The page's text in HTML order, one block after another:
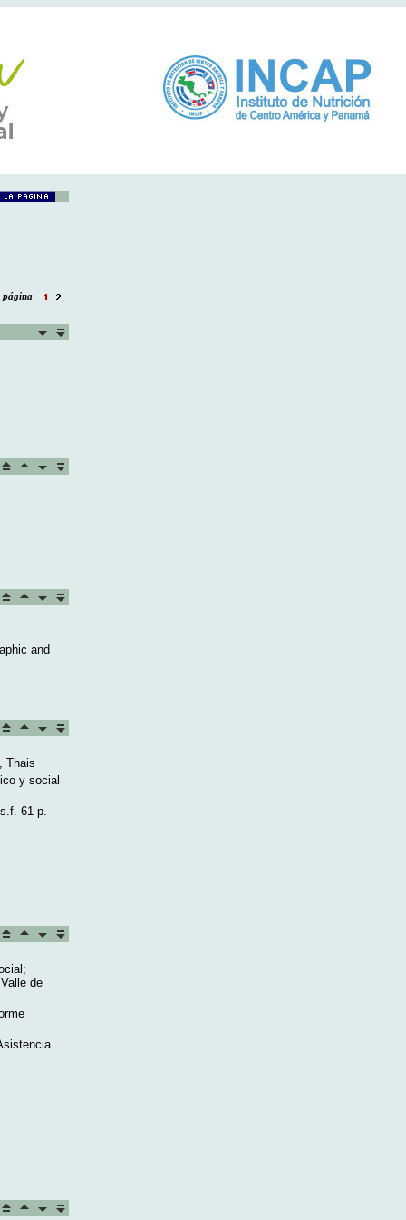
página
and
Thais
y social
61 p.
de